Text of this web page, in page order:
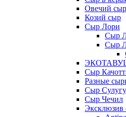
Овечий сыр
Козий сыр
Сыр Лори
Сыр
Сыр
Сыр
Разные
Сыр
Сыр Чечил
Эксклюзив